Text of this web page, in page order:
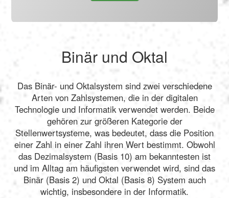
Binär und Oktal
Das Binär- und Oktalsystem sind zwei verschiedene
Arten von Zahlsystemen, die in der digitalen
Technologie und Informatik verwendet werden. Beide
gehören zur größeren Kategorie der
Stellenwertsysteme, was bedeutet, dass die Position
einer Zahl in einer Zahl ihren Wert bestimmt. Obwohl
das Dezimalsystem (Basis 10) am bekanntesten ist
und im Alltag am häufigsten verwendet wird, sind das
Binär (Basis 2) und Oktal (Basis 8) System auch
wichtig, insbesondere in der Informatik.